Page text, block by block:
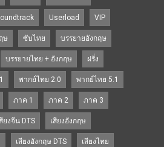
Userload VIP
ษ ซับไทย บรรยายอังกฤษ
บรรยายไทย + อังกฤษ ฝรั่ง
พากย์ไทย 2.0 พากย์ไทย 5.1
ภาค 1 ภาค 2 ภาค 3
ยงจีน DTS เสียงอังกฤษ
เสียงอังกฤษ DTS เสียงไทย